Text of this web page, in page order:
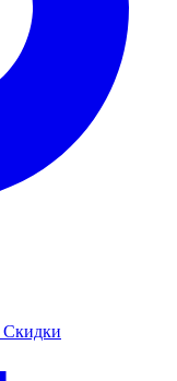
Скидки